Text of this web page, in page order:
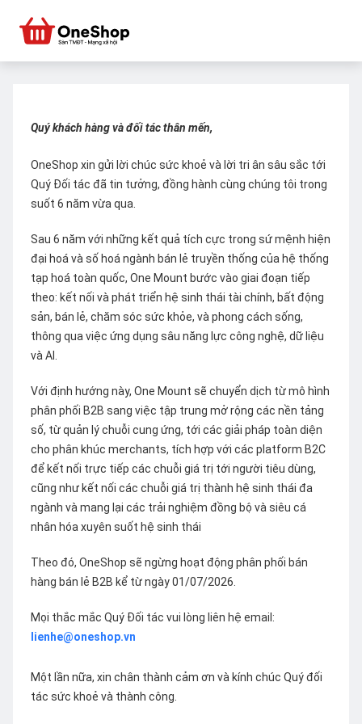
Quý khách hàng và đối tác thân mến,
OneShop xin gửi lời chúc sức khoẻ và lời tri ân sâu sắc tới
Quý Đối tác đã tin tưởng, đồng hành cùng chúng tôi trong
suốt 6 năm vừa qua.
Sau 6 năm với những kết quả tích cực trong sứ mệnh hiện
đại hoá và số hoá ngành bán lẻ truyền thống của hệ thống
tạp hoá toàn quốc, One Mount bước vào giai đoạn tiếp
theo: kết nối và phát triển hệ sinh thái tài chính, bất động
sản, bán lẻ, chăm sóc sức khỏe, và phong cách sống,
thông qua việc ứng dụng sâu năng lực công nghệ, dữ liệu
và AI.
Với định hướng này, One Mount sẽ chuyển dịch từ mô hình
phân phối B2B sang việc tập trung mở rộng các nền tảng
số, từ quản lý chuỗi cung ứng, tới các giải pháp toàn diện
cho phân khúc merchants, tích hợp với các platform B2C
để kết nối trực tiếp các chuỗi giá trị tới người tiêu dùng,
cũng như kết nối các chuỗi giá trị thành hệ sinh thái đa
ngành và mang lại các trải nghiệm đồng bộ và siêu cá
nhân hóa xuyên suốt hệ sinh thái
Theo đó, OneShop sẽ ngừng hoạt động phân phối bán
hàng bán lẻ B2B kể từ ngày 01/07/2026.
Mọi thắc mắc Quý Đối tác vui lòng liên hệ email:
lienhe@oneshop.vn
Một lần nữa, xin chân thành cảm ơn và kính chúc Quý đối
tác sức khoẻ và thành công.